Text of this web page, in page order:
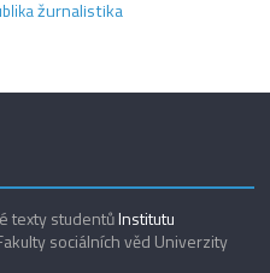
žurnalistika
texty studentůInstitutu
sociálních věd Univerzity